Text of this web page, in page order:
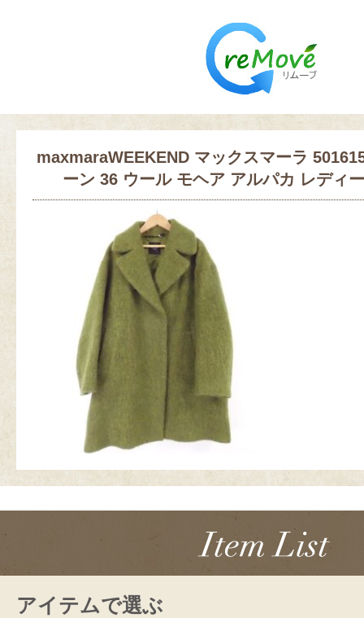
maxmaraWEEKEND マックスマーラ
ーン 36 ウール モヘア アルパカ レディ
アイテムで選ぶ